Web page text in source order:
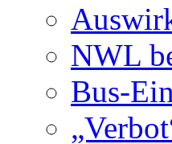
NWL
Bus-